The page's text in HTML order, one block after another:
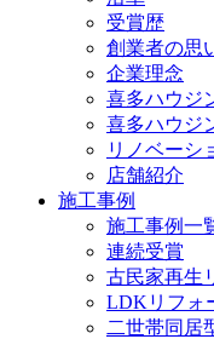
受賞歴
創業者の思
企業理念
喜多ハウジ
喜多ハウジ
リノベーシ
店舗紹介
施工事例
施工事例一
連続受賞
古民家再生
LDKリフォ
二世帯同居